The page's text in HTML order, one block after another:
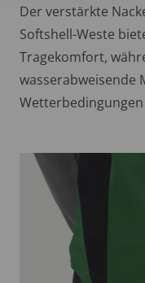
Der verstärkte
Softshell-Weste
Tragekomfort,
wasserabweisende